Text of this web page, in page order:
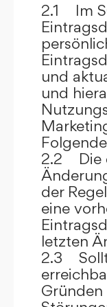
2.1 Im
und
und
2.2 Die
der
eine
letzten
2.3